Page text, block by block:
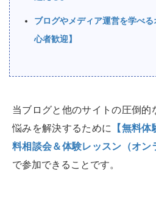
ブログやメディア運営を学べ
心者歓迎】
当ブログと他のサイトの圧倒的
悩みを解決するために
【無料
料相談会＆体験レッスン（オン
で参加できることです。